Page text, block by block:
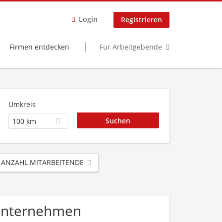
Login Registrieren
Firmen entdecken Für Arbeitgebende
Umkreis
100 km
ANZAHL MITARBEITENDE